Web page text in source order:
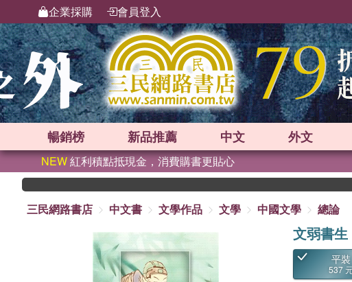
企業採購 會員登入
暢銷榜 新品推薦 中文 外文
NEW紅利積點抵現金，消費購書更貼心
三民網路書店
中文書 文學作品 文學 中國文學 總論
文弱書
平裝
537